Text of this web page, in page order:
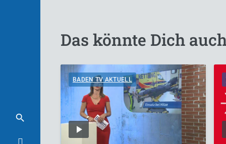
Das könnte Dich
BADEN TV AKTUELL